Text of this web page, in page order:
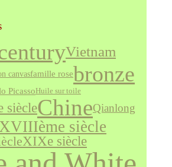
Vietnam
canvasfamille rosebronze
PicassoHuile sur toile
siècleChineQianlong
siècle
XIXe siècle